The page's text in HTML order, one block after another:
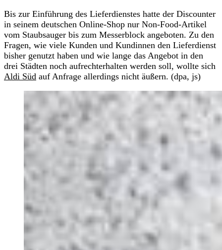
Bis zur Einführung des Lieferdienstes hatte der Discounter
in seinem deutschen Online-Shop nur Non-Food-Artikel
vom Staubsauger bis zum Messerblock angeboten. Zu den
Fragen, wie viele Kunden und Kundinnen den Lieferdienst
bisher genutzt haben und wie lange das Angebot in den
drei Städten noch aufrechterhalten werden soll, wollte sich
Aldi Süd auf Anfrage allerdings nicht äußern. (dpa, js)